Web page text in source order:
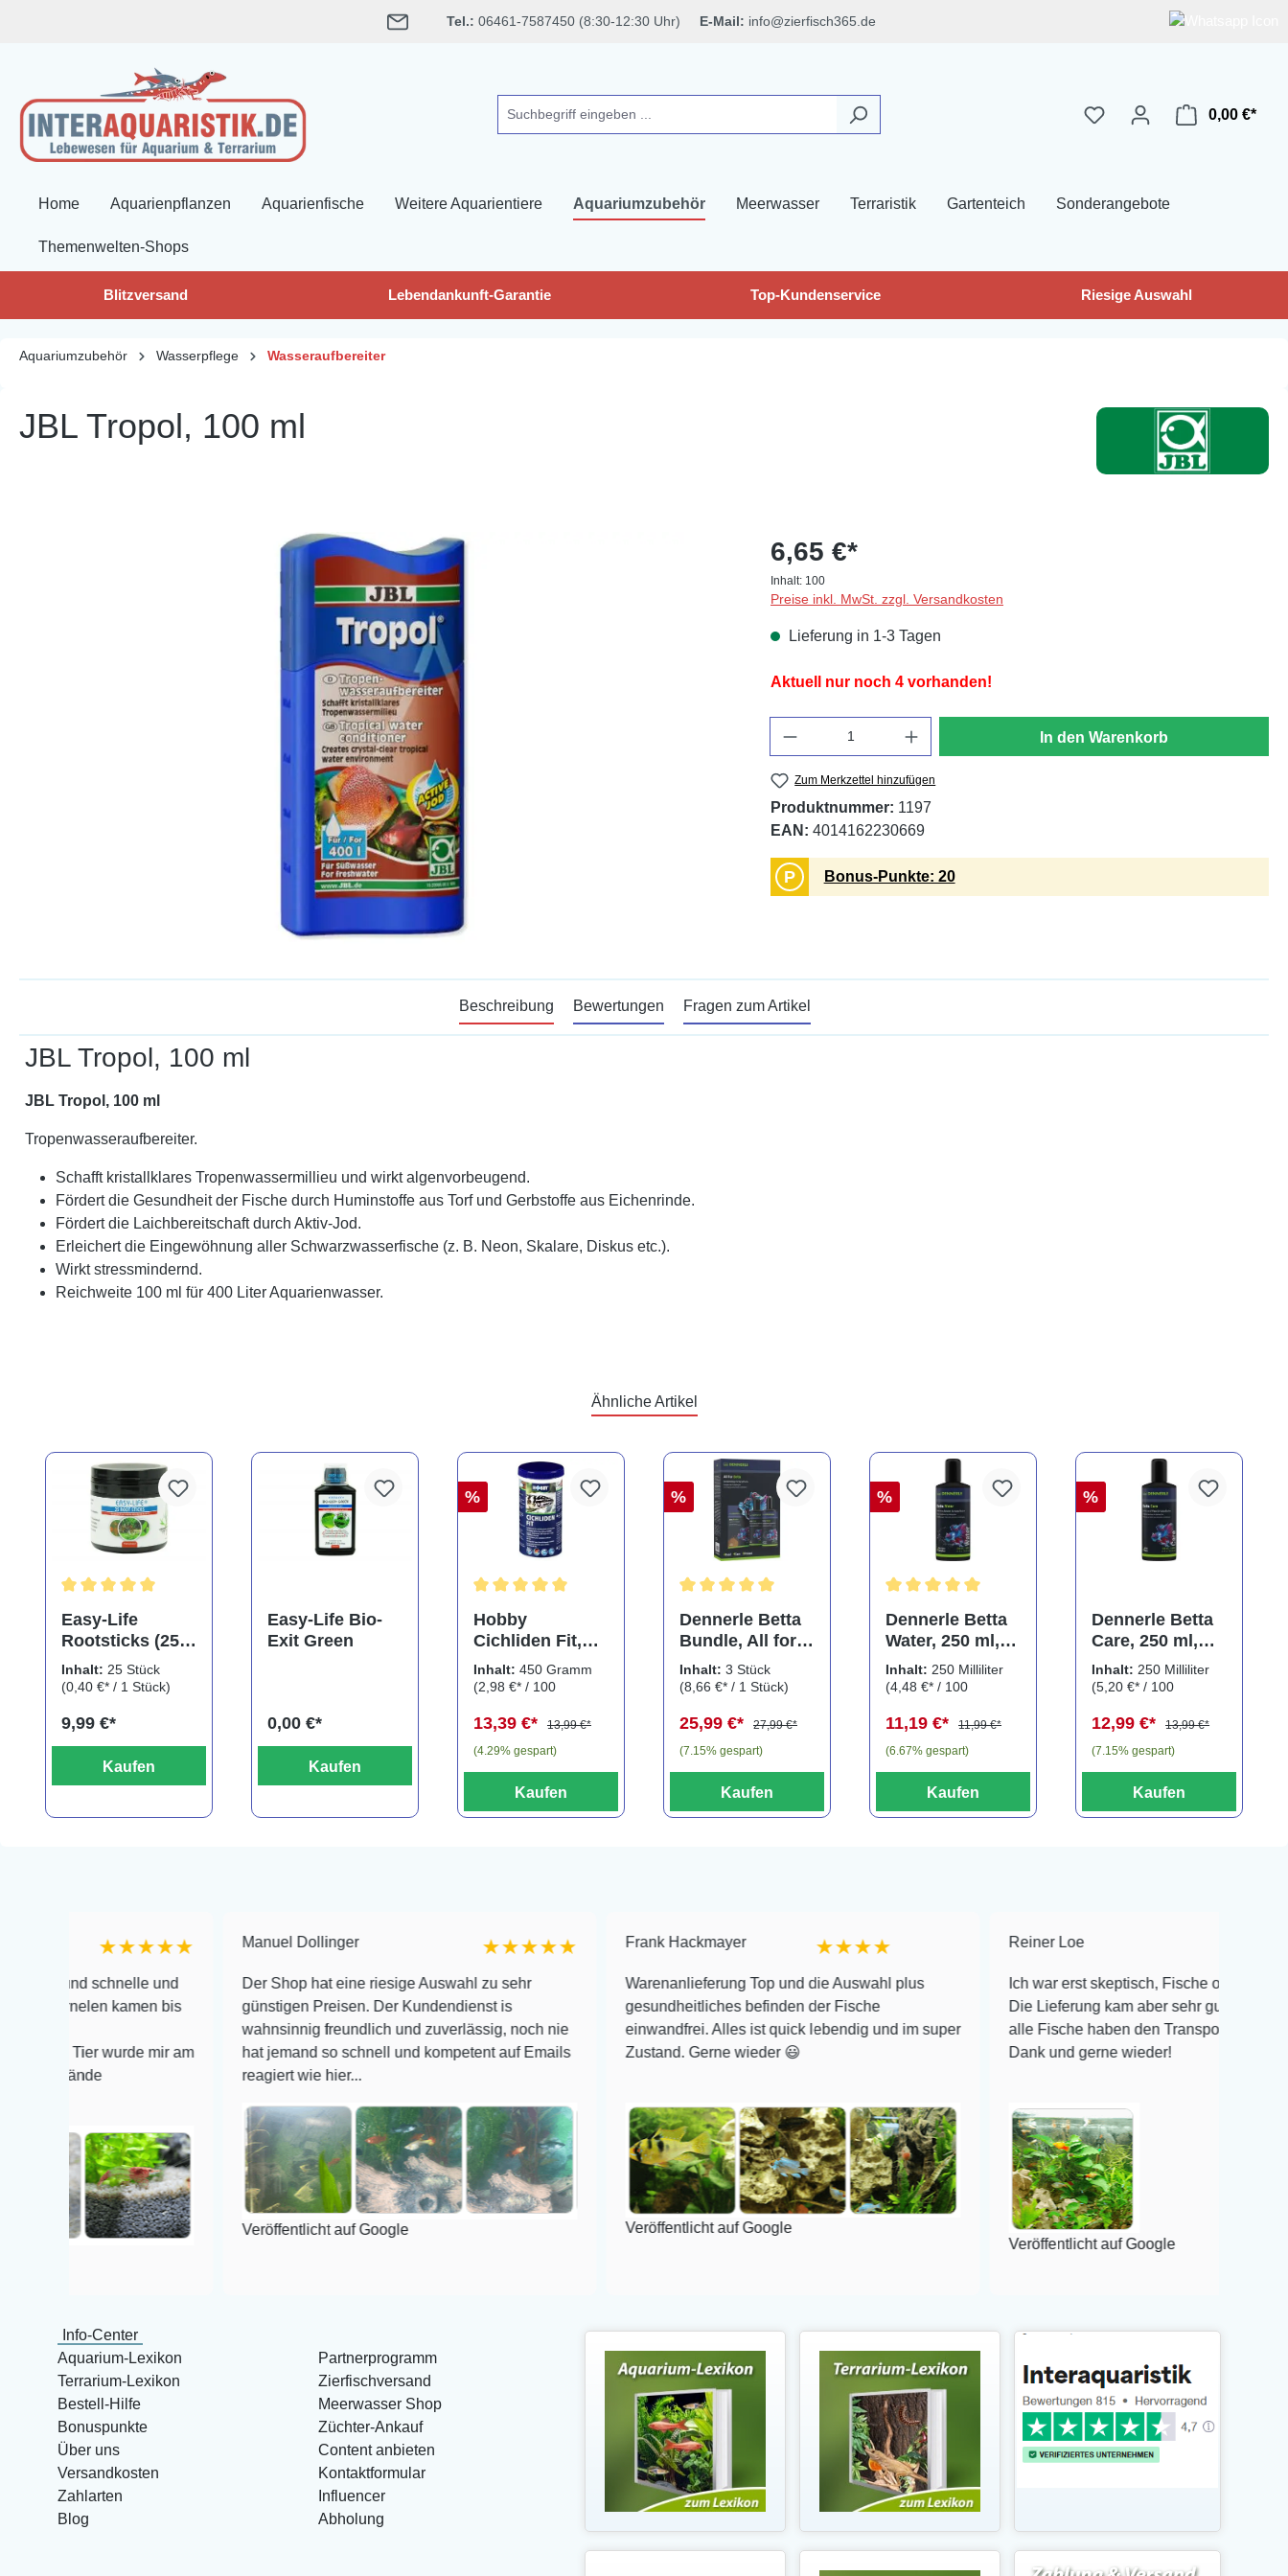
Tel.: 06461-7587450 (8:30-12:30 Uhr) E-Mail: info@zierfisch365.de
0,00 €*
Home Aquarienpflanzen Aquarienfische Weitere Aquarientiere Aquariumzubehör Meerwasser Terraristik Gartenteich Sonderangebote
Themenwelten-Shops
Blitzversand Lebendankunft-Garantie Top-Kundenservice Riesige Auswahl
Aquariumzubehör Wasserpflege Wasseraufbereiter
JBL Tropol, 100 ml
6,65 €*
Inhalt: 100
Preise inkl. MwSt. zzgl. Versandkosten
Lieferung in 1-3 Tagen
Aktuell nur noch 4 vorhanden!
In den Warenkorb
Zum Merkzettel hinzufügen
Produktnummer: 1197
EAN: 4014162230669
P Bonus-Punkte: 20
Beschreibung Bewertungen Fragen zum Artikel
JBL Tropol, 100 ml
JBL Tropol, 100 ml
Tropenwasseraufbereiter.
Schafft kristallklares Tropenwassermillieu und wirkt algenvorbeugend.
Fördert die Gesundheit der Fische durch Huminstoffe aus Torf und Gerbstoffe aus Eichenrinde.
Fördert die Laichbereitschaft durch Aktiv-Jod.
Erleichert die Eingewöhnung aller Schwarzwasserfische (z. B. Neon, Skalare, Diskus etc.).
Wirkt stressmindernd.
Reichweite 100 ml für 400 Liter Aquarienwasser.
Ähnliche Artikel
Easy-Life
Rootsticks (25
Sticks)
Inhalt: 25 Stück
(0,40 €* / 1 Stück)
9,99 €*
Kaufen
Easy-Life Bio-
Exit Green
0,00 €*
Kaufen
%
Hobby
Cichliden Fit,
450 g
Inhalt: 450 Gramm
(2,98 €* / 100
13,39 €*
13,99 €*
(4.29% gespart)
Kaufen
%
Dennerle Betta
Bundle, All for
Betta, Pflegeset
für
teilig
Inhalt: 3 Stück
(8,66 €* / 1 Stück)
25,99 €*
27,99 €*
(7.15% gespart)
Kaufen
%
Dennerle Betta
Water, 250 ml,
Wasseraufbereit
er für
Inhalt:250 Milliliter
(4,48 €* / 100
11,19 €*
11,99 €*
(6.67% gespart)
Kaufen
%
Dennerle Betta
Care, 250 ml,
Wasserzusatz
für Kampffische
Inhalt:250 Milliliter
(5,20 €* / 100
12,99 €*
13,99 €*
(7.15% gespart)
Kaufen
★★★★★
schnelle und
kamen bis
Tier wurde mir am
Manuel Dollinger ★★★★★
Der Shop hat eine riesige Auswahl zu sehr
günstigen Preisen. Der Kundendienst is
wahnsinnig freundlich und zuverlässig, noch nie
hat jemand so schnell und kompetent auf Emails
reagiert wie hier...
Veröffentlicht auf Google
Frank Hackmayer ★★★★
Warenanlieferung Top und die Auswahl plus
gesundheitliches befinden der Fische
einwandfrei. Alles ist quick lebendig und im super
Zustand. Gerne wieder 😃
Veröffentlicht auf Google
Reiner Loe
Ich war erst skeptisch, Fische online zu bestellen!
Die Lieferung kam aber sehr gut verpackt an und
alle Fische haben den Transport überlebt! Vielen
Dank und gerne wieder!
Veröffentlicht auf Google
Info-Center
Aquarium-Lexikon
Terrarium-Lexikon
Bestell-Hilfe
Bonuspunkte
Über uns
Versandkosten
Zahlarten
Blog
Partnerprogramm
Zierfischversand
Meerwasser Shop
Züchter-Ankauf
Content anbieten
Kontaktformular
Influencer
Abholung